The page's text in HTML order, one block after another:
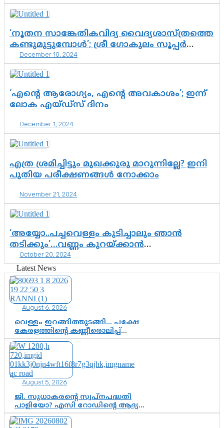
‘നൂതന സാങ്കേതികവിദ്യ വൈദ്യശാസ്ത്രത്തെ
കണ്ടുമുട്ടുമ്പോള്‍’; ശ്രീ ഗോകുലം സൂപ്പര്‍
സ്‌പെഷ്യാലിറ്റി ഹോസ്പിറ്റലിലെ സീനിയര്‍
കണ്‍സള്‍ട്ടന്റ് ആന്റ് ഹെഡ് ഡോ. സുരേഷ്
എസ് പിള്ള സംസാരിക്കുന്നു…
December 10, 2024
‘എന്റെ ആരോഗ്യം, എന്റെ അവകാശം’; ഇന്ന്
ലോക എയ്ഡ്‌സ് ദിനം
December 1, 2024
എത്ര ശ്രമിച്ചിട്ടും മുഖക്കുരു മാറുന്നില്ലേ? ഇനി
പുതിയ പരീക്ഷണങ്ങള്‍ നോക്കാം
November 21, 2024
‘അയ്യോ..പച്ചവെള്ളം കുടിച്ചാലും ഞാന്‍
തടിക്കും’…വണ്ണം കുറയ്ക്കാന്‍
കഷ്ടപ്പെടുന്നവരാണോ നിങ്ങള്‍? ജിമ്മില്‍
പോകാതെ വണ്ണം കുറയ്ക്കാനുള്ള വഴികള്‍….
October 20, 2024
Latest News
August 6, 2026
വെള്ളം ഇറങ്ങിത്തുടങ്ങി… പക്ഷേ
കേരളത്തിന്റെ കണ്ണീരൊലിപ്പ്
എന്നവസാനിക്കും?
August 5, 2026
ജി. സുധാകരന്റെ സ്വപ്നപദ്ധതി
പാളിയോ? എസി റോഡിന്റെ ആദ്യ
പ്രളയപരീക്ഷയിൽ ഉയരുന്നത്
ഗുരുതര ചോദ്യങ്ങൾ